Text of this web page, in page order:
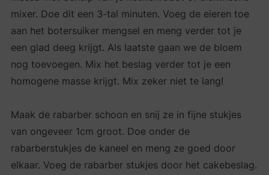
mixer. Doe dit een 3-tal minuten. Voeg de eieren toe
aan het botersuiker mengsel en meng verder tot je
een glad deeg krijgt. Als laatste gaan we de bloem
nog toevoegen. Mix het beslag verder tot je een
homogene masse krijgt. Mix zeker niet te lang!
Maak de rabarber schoon en snij ze in fijne stukjes
van ongeveer 1cm groot. Doe onder de
rabarberstukjes de kaneel en meng ze goed door
elkaar. Voeg de rabarber stukjes door het cakebeslag.